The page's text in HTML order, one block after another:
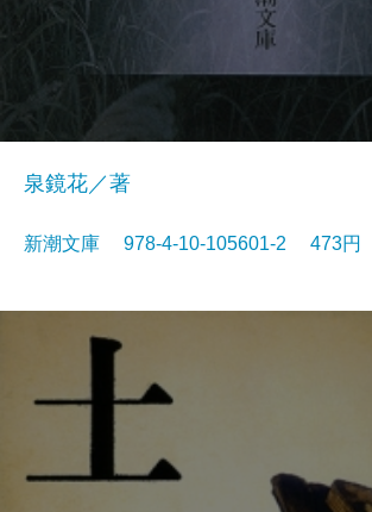
泉鏡花／著
新潮文庫 978-4-10-105601-2 473円